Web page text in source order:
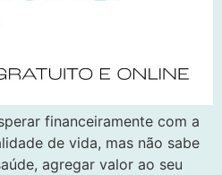
financeiramente com a
de vida, mas não sabe
agregar valor ao seu